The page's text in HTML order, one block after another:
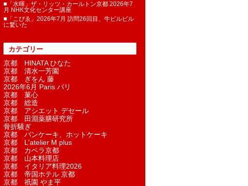
■「水暉」ザ・リッツ・カールトン京都 2026年7
月 NHK文化センター講座
■「こぴゑ」2026年7月 訪問26回目、牛ピルピル
に驚いた
カテゴリー
京都 HINATA ひなた
京都 清水一芳園
京都 ぎをん 藤
2026年6月 Paris パリ
京都 菓​心
京都 総造
京都 アシエット デセール
京都 田淵薬膳研究所
骨折騒ぎ
京都 パンケーキ、ホットケーキ
京都 L'atelier M plus
京都 カペラ京都
京都 山本料理店
京都 イタリア料理2026
京都 帝国ホテル 京都
京都 祇園 やま平